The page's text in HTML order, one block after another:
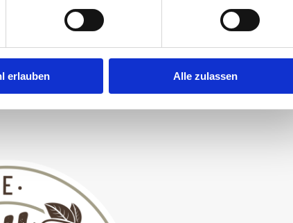
erlauben Alle zulassen
Milk Crème 4-pack S
92g